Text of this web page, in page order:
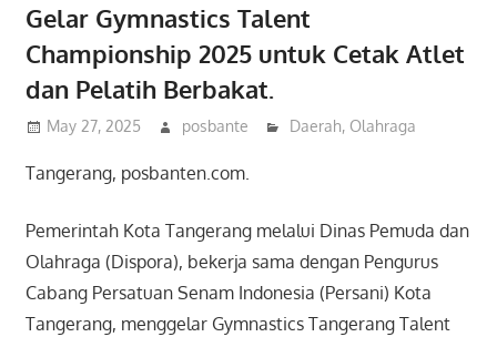
Gelar Gymnastics Talent
Championship 2025 untuk Cetak Atlet
dan Pelatih Berbakat.
May 27, 2025 posbante Daerah, Olahraga
Tangerang, posbanten.com.
Pemerintah Kota Tangerang melalui Dinas Pemuda dan
Olahraga (Dispora), bekerja sama dengan Pengurus
Cabang Persatuan Senam Indonesia (Persani) Kota
Tangerang, menggelar Gymnastics Tangerang Talent